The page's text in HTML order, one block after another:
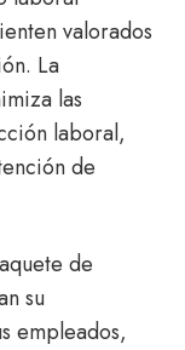
valorados
La
las
laboral,
de
de
su
empleados,